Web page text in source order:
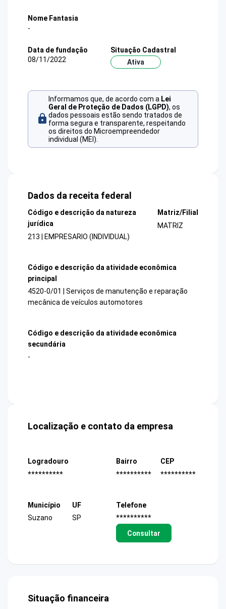
Nome Fantasia
-
Data de fundação
08/11/2022
Situação Cadastral
Ativa
Informamos que, de acordo com a Lei
Geral de Proteção de Dados (LGPD), os
dados pessoais estão sendo tratados de
forma segura e transparente, respeitando
os direitos do Microempreendedor
individual (MEI).
Dados da receita federal
Código e descrição da natureza
jurídica
213 | EMPRESARIO (INDIVIDUAL)
Matriz/Filial
MATRIZ
Código e descrição da atividade econômica
principal
4520-0/01 | Serviços de manutenção e reparação
mecânica de veículos automotores
Código e descrição da atividade econômica
secundária
-
Localização e contato da empresa
Logradouro
**********
Bairro
**********
CEP
**********
Município
Suzano
UF
SP
Telefone
**********
Consultar
Situação financeira